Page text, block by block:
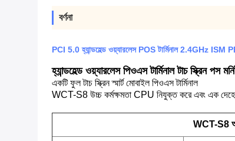
বর্ণনা
PCI 5.0 হ্যান্ডহেল্ড ওয়্যারলেস POS টার্মিনাল 2.4GHz ISM
হ্যান্ডহেল্ড ওয়্যারলেস পিওএস টার্মিনাল টাচ স্ক্রিন পস
একটি ফুল টাচ স্ক্রিন স্মার্ট মোবাইল পিওএস টার্মিনাল
WCT-S8 উচ্চ কর্মক্ষমতা CPU নিযুক্ত করে এবং এক দেহে
WCT-S8